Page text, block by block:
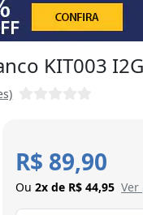
KIT003
R$ 89,90
Ou 2x de R$ 44,95 Ver